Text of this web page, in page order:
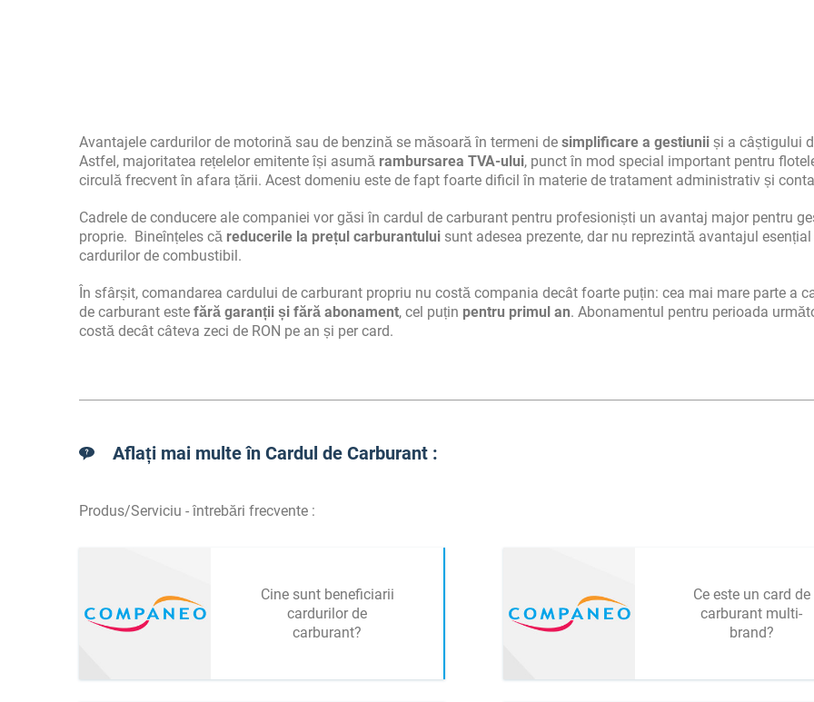
Avantajele cardurilor de motorină sau de benzină se măsoară în termeni de simplificare a gestiunii și a câștigului
Astfel, majoritatea rețelelor emitente își asumă rambursarea TVA-ului, punct în mod special important pentru
circulă frecvent în afara țării. Acest domeniu este de fapt foarte dificil în materie de tratament administrativ și
Cadrele de conducere ale companiei vor găsi în cardul de carburant pentru profesioniști un avantaj major pentru
proprie. Bineînțeles că reducerile la prețul carburantului sunt adesea prezente, dar nu reprezintă avantajul esențial
cardurilor de combustibil.
În sfârșit, comandarea cardului de carburant propriu nu costă compania decât foarte puțin: cea mai mare parte a
de carburant este fără garanții și fără abonament, cel puțin pentru primul an. Abonamentul pentru perioada
costă decât câteva zeci de RON pe an și per card.
Aflați mai multe în Cardul de Carburant :
Produs/Serviciu - întrebări frecvente :
Cine sunt beneficiarii
cardurilor de
carburant?
Ce este un card de
carburant multi-
brand?